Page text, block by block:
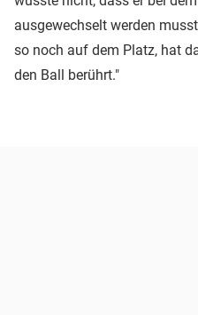
ausgewechselt werden
so noch auf dem Platz, hat
den Ball berührt."